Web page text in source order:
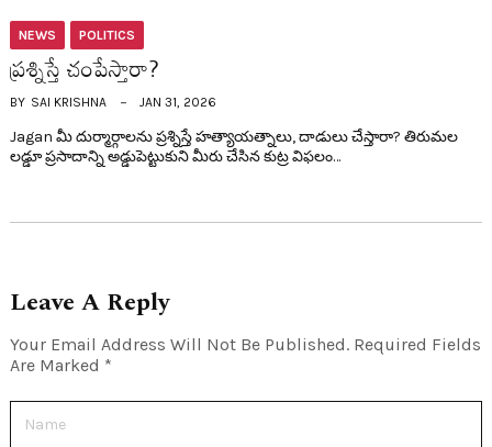
NEWS POLITICS
ప్ర‌శ్నిస్తే చంపేస్తారా?
BY SAI KRISHNA JAN 31, 2026
Jagan మీ దుర్మార్గాలను ప్రశ్నిస్తే హత్యాయత్నాలు, దాడులు చేస్తారా? తిరుమల
లడ్డూ ప్రసాదాన్ని అడ్డుపెట్టుకుని మీరు చేసిన కుట్ర విఫలం…
Leave A Reply
Your Email Address Will Not Be Published. Required Fields
Are Marked *